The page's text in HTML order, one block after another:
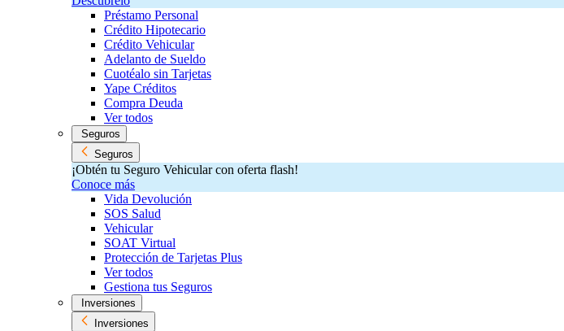
Préstamo Personal
Crédito Hipotecario
Crédito Vehicular
Adelanto de Sueldo
Cuotéalo sin Tarjetas
Yape Créditos
Compra Deuda
Ver todos
Seguros
Seguros
¡Obtén tu Seguro Vehicular con oferta flash!
Conoce más
Vida Devolución
SOS Salud
Vehicular
SOAT Virtual
Protección de Tarjetas Plus
Ver todos
Gestiona tus Seguros
Inversiones
Inversiones